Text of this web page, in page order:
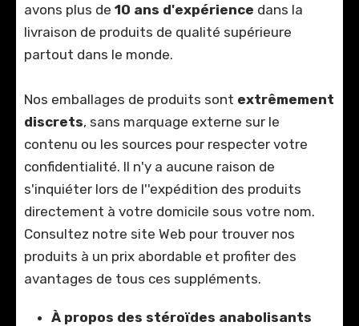
avons plus de 10 ans d'expérience dans la
livraison de produits de qualité supérieure
partout dans le monde.
Nos emballages de produits sont extrêmement
discrets, sans marquage externe sur le
contenu ou les sources pour respecter votre
confidentialité. Il n'y a aucune raison de
s'inquiéter lors de l''expédition des produits
directement à votre domicile sous votre nom.
Consultez notre site Web pour trouver nos
produits à un prix abordable et profiter des
avantages de tous ces suppléments.
À propos des stéroïdes anabolisants